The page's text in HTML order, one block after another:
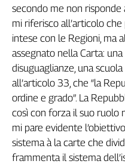
Newsletter
Social
secondo me non
mi riferisco all’articolo
intese con le Regioni, ma
assegnato nella Carta:
disuguaglianze, una
all’articolo 33, che “la
ordine e grado”. La
così con forza il suo ruolo
mi pare evidente
sistema à la carte che
frammenta il sistema